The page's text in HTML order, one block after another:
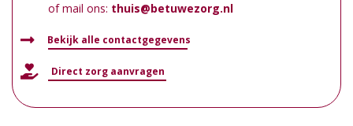
of mail ons: thuis@betuwezorg.nl
Bekijk alle contactgegevens
Direct zorg aanvragen